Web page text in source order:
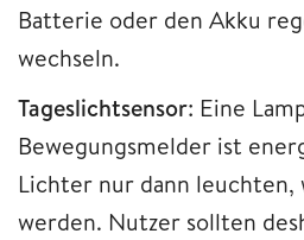
Batterie oder den Akku
wechseln.
Tageslichtsensor: Eine
Bewegungsmelder ist
Lichter nur dann leuchten,
werden. Nutzer sollten